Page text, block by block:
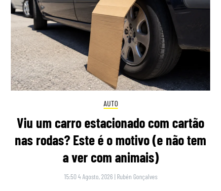
AUTO
Viu um carro estacionado com cartão
nas rodas? Este é o motivo (e não tem
a ver com animais)
15:50 4 Agosto, 2026 | Rubén Gonçalves